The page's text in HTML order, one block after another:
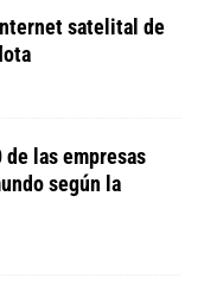
satelital de
de las empresas
según la